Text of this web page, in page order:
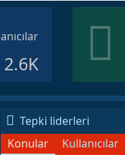
2.6K
Tepki liderleri
Konular
Kullanıcılar